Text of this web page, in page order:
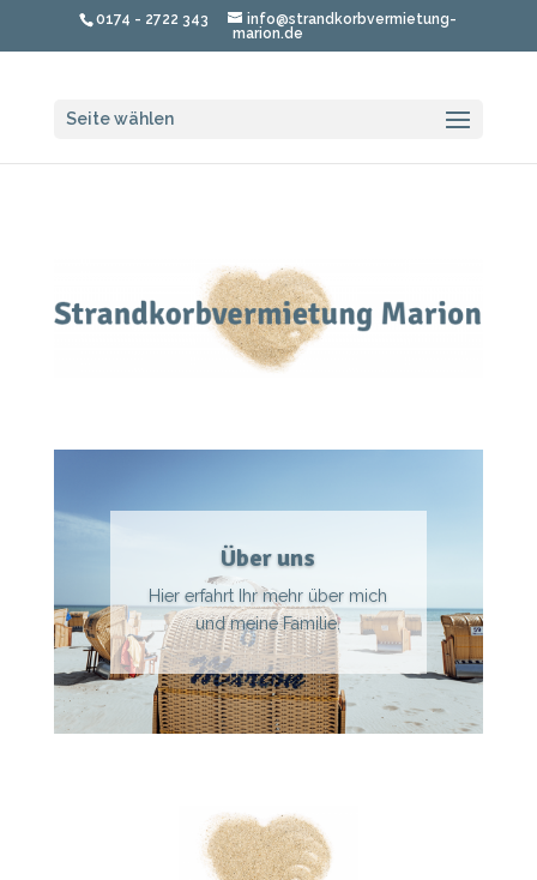
0174 - 2722 343
info@strandkorbvermietung-
marion.de
Seite wählen
Über uns
Hier erfahrt Ihr mehr über mich
und meine Familie.